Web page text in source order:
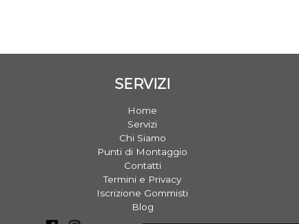
SERVIZI
Home
Servizi
Chi Siamo
Punti di Montaggio
Contatti
Termini e Privacy
Iscrizione Gommisti
Blog